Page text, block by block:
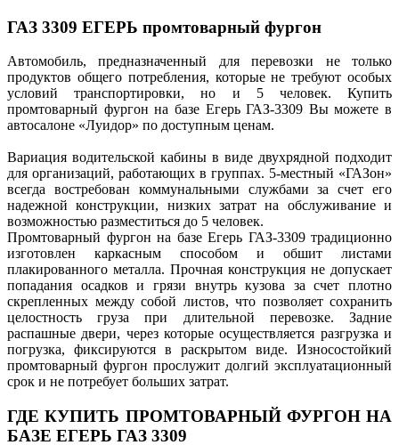
ГАЗ 3309 ЕГЕРЬ промтоварный фургон
Автомобиль, предназначенный для перевозки не только
продуктов общего потребления, которые не требуют особых
условий транспортировки, но и 5 человек. Купить
промтоварный фургон на базе Егерь ГАЗ-3309 Вы можете в
автосалоне «Луидор» по доступным ценам.
Вариация водительской кабины в виде двухрядной подходит
для организаций, работающих в группах. 5-местный «ГАЗон»
всегда востребован коммунальными службами за счет его
надежной конструкции, низких затрат на обслуживание и
возможностью разместиться до 5 человек.
Промтоварный фургон на базе Егерь ГАЗ-3309 традиционно
изготовлен каркасным способом и обшит листами
плакированного металла. Прочная конструкция не допускает
попадания осадков и грязи внутрь кузова за счет плотно
скрепленных между собой листов, что позволяет сохранить
целостность груза при длительной перевозке. Задние
распашные двери, через которые осуществляется разгрузка и
погрузка, фиксируются в раскрытом виде. Износостойкий
промтоварный фургон прослужит долгий эксплуатационный
срок и не потребует больших затрат.
ГДЕ КУПИТЬ ПРОМТОВАРНЫЙ ФУРГОН НА
БАЗЕ ЕГЕРЬ ГАЗ 3309